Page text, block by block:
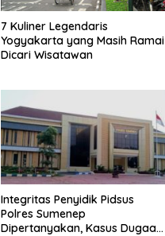
7 Kuliner Legendaris
Yogyakarta yang Masih Ramai
Dicari Wisatawan
Integritas Penyidik Pidsus
Polres Sumenep
Dipertanyakan, Kasus Dugaan